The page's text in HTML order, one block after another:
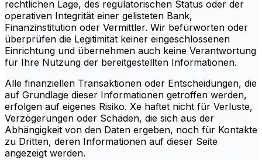
rechtlichen Lage, des regulatorischen Status oder der
operativen Integrität einer gelisteten Bank,
Finanzinstitution oder Vermittler. Wir befürworten oder
überprüfen die Legitimität keiner eingeschlossenen
Einrichtung und übernehmen auch keine Verantwortung
für Ihre Nutzung der bereitgestellten Informationen.
Alle finanziellen Transaktionen oder Entscheidungen, die
auf Grundlage dieser Informationen getroffen werden,
erfolgen auf eigenes Risiko. Xe haftet nicht für Verluste,
Verzögerungen oder Schäden, die sich aus der
Abhängigkeit von den Daten ergeben, noch für Kontakte
zu Dritten, deren Informationen auf dieser Seite
angezeigt werden.